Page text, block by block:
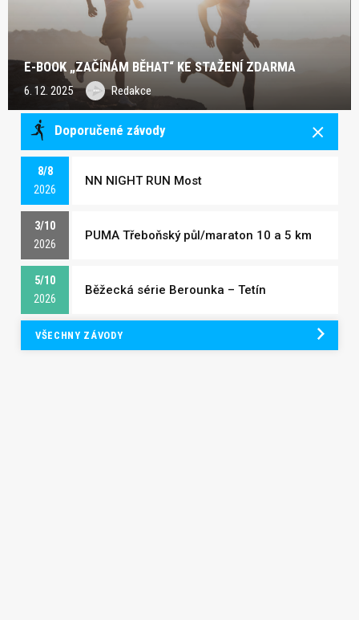
E-BOOK „ZAČÍNÁM BĚHAT“ KE STAŽENÍ ZDARMA
6. 12. 2025 Redakce
Doporučené závody
8/8
2026
NN NIGHT RUN Most
3/10
2026
PUMA Třeboňský půl/maraton 10 a 5 km
5/10
2026
Běžecká série Berounka – Tetín
VŠECHNY ZÁVODY